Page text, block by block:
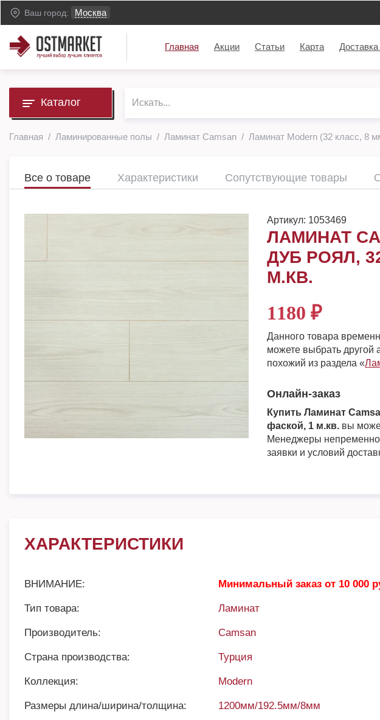
Ваш город: Москва
Главная Акции Статьи Карта
Каталог
Главная Ламинированные полы Ламинат Camsan Ламинат Modern (32 класс, 8
Все о товаре Характеристики Сопутствующие товары
Артикул: 1053469
ЛАМИНАТ
ДУБ РОЯЛ,
М.КВ.
1180 ₽
Данного товара
можете выбрать другой
похожий из раздела «
Онлайн-заказ
Купить Ламинат
фаской, 1 м.кв. вы
Менеджеры непременно
заявки и условий
ХАРАКТЕРИСТИКИ
ВНИМАНИЕ: Минимальный заказ от 10 000
Тип товара: Ламинат
Производитель: Camsan
Страна производства: Турция
Коллекция: Modern
Размеры длина/ширина/толщина: 1200мм/192.5мм/8мм